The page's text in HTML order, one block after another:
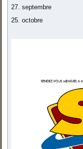
27. septembre
25. octobre